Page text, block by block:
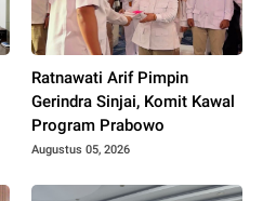
Ratnawati Arif Pimpin
Gerindra Sinjai, Komit Kawal
Program Prabowo
Augustus 05, 2026